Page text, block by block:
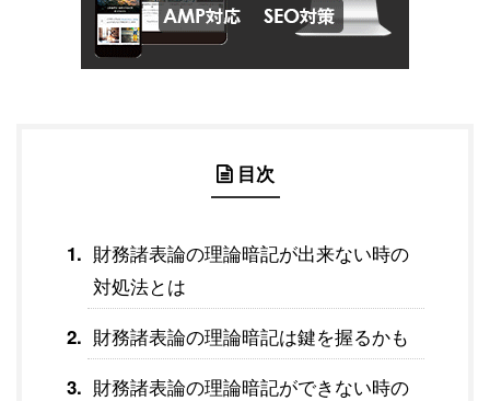
目次
財務諸表論の理論暗記が出来ない時の
対処法とは
財務諸表論の理論暗記は鍵を握るかも
財務諸表論の理論暗記ができない時の